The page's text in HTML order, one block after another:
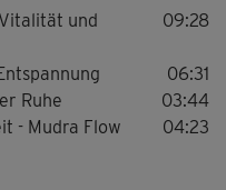
(Handgesten).
des Atems
sowie die Kunst,
zu ziehen und blockierte
und
09:28
06:31
Ruhe
03:44
- Mudra Flow
04:23